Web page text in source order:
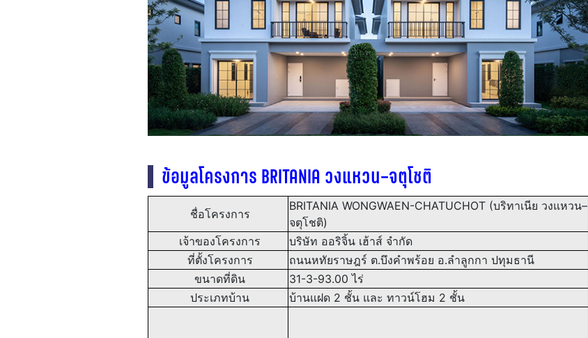
ข้อมูลโครงการ BRITANIA วงแหวน–จตุโชติ
ชื่อโครงการ
BRITANIA WONGWAEN-CHATUCHOT (บริทาเนีย วงแหวน–
จตุโชติ)
เจ้าของโครงการ
บริษัท ออริจิ้น เฮ้าส์ จำกัด
ที่ตั้งโครงการ
ถนนหทัยราษฎร์ ต.บึงคำพร้อย อ.ลำลูกกา ปทุมธานี
ขนาดที่ดิน
31-3-93.00 ไร่
ประเภทบ้าน
บ้านแฝด 2 ชั้น และ ทาวน์โฮม 2 ชั้น